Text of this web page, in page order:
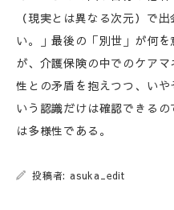
（現実とは異なる次元）で
い。」最後の「別世」が何
が、介護保険の中でのケア
性との矛盾を抱えつつ、い
いう認識だけは確認できる
は多様性である。
投稿者: asuka_edit